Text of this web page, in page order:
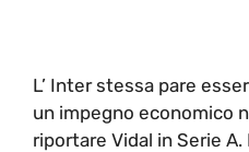
L’ Inter stessa pare
un impegno economico
riportare Vidal in Serie